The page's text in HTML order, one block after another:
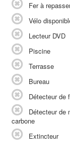
Fer à
Vélo
Lecteur DVD
Piscine
Terrasse
Bureau
Détecteur de
Détecteur de
carbone
Extincteur